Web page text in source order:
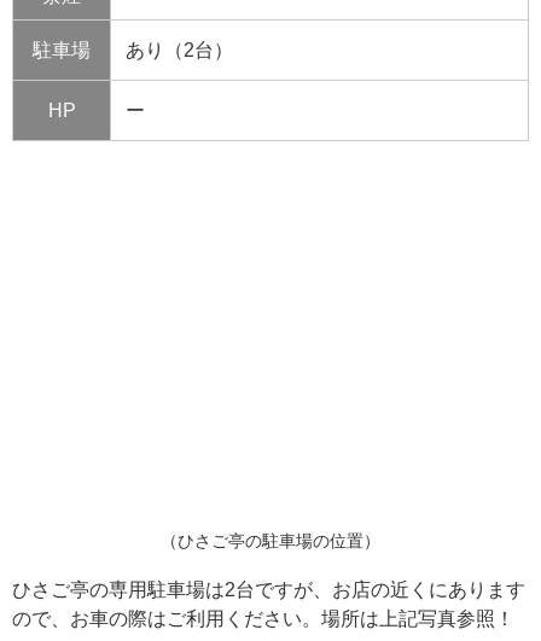
駐車場 あり（2台）
HP ー
（ひさご亭の駐車場の位置）
ひさご亭の専用駐車場は2台ですが、お店の近くにあります
ので、お車の際はご利用ください。場所は上記写真参照！